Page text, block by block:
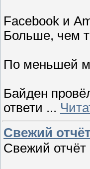
Facebook и
Больше, чем
По меньшей
Байден
ответи ...
Свежий
Свежий отчёт